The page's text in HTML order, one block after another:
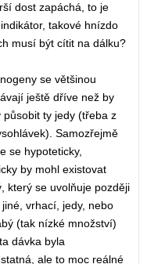
dost zapáchá, to je
takové hnízdo
musí být cítit na dálku?
se většinou
ještě dříve než by
působit ty jedy (třeba z
Samozřejmě
se hypoteticky,
by mohl existovat
který se uvolňuje později
jiné, vrhací, jedy, nebo
(tak nízké množství)
dávka byla
ale to moc reálné